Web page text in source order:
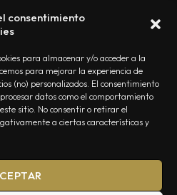
consentimiento
para almacenar y/o acceder a la
para mejorar la experiencia de
(no) personalizados. El consentimiento
datos como el comportamiento
sitio. No consentir o retirar el
a ciertas características y
EDITORIAL POLÍTICA DE PRIVACIDAD